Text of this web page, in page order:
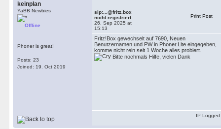
keinplan
YaBB Newbies
Offline
Phoner is great!
Posts: 23
Joined: 19. Oct 2019
sip:...@fritz.box
nicht registriert
26. Sep 2025 at
15:13
Print Post
Fritz!Box gewechselt auf 7690, Neuen
Benutzernamen und PW in Phoner.Lite eingegeben,
komme nicht rein seit 1 Woche alles probiert.
Bitte nochmals Hilfe, vielen Dank
IP Logged